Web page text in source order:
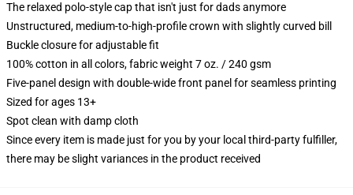
The relaxed polo-style cap that isn't just for dads anymore
Unstructured, medium-to-high-profile crown with slightly curved bill
Buckle closure for adjustable fit
100% cotton in all colors, fabric weight 7 oz. / 240 gsm
Five-panel design with double-wide front panel for seamless printing
Sized for ages 13+
Spot clean with damp cloth
Since every item is made just for you by your local third-party fulfiller,
there may be slight variances in the product received